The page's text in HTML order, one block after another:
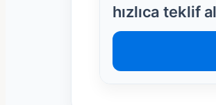
hızlıca teklif